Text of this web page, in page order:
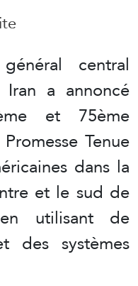
central
a annoncé
et 75ème
Tenue
dans la
et le sud de
utilisant de
des systèmes